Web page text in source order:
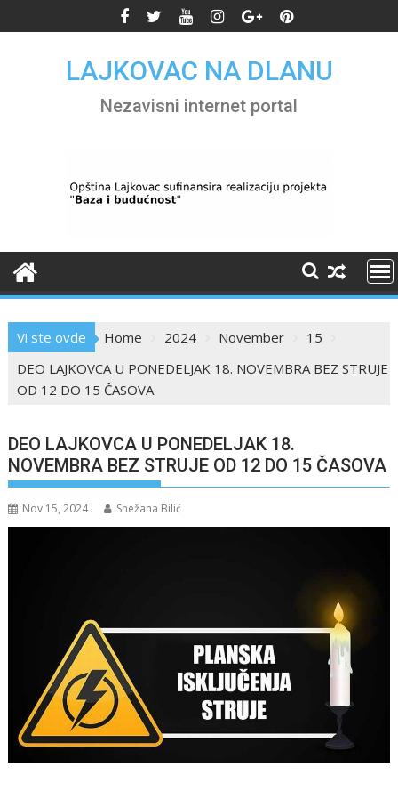
to
LAJKOVAC NA DLANU
Nezavisni internet portal
Vi ste ovde Home 2024 November
15
DEO LAJKOVCA U PONEDELJAK 18. NOVEMBRA BEZ STRUJE
OD 12 DO 15 ČASOVA
DEO LAJKOVCA U PONEDELJAK 18.
NOVEMBRA BEZ STRUJE OD 12 DO 15 ČASOVA
Nov 15, 2024 Snežana Bilić